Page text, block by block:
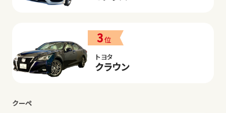
3位
トヨタ
クラウン
クーペ